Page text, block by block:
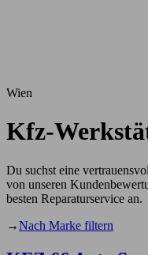
Wien
Kfz-
Du suchst eine
von unseren
besten Reparaturservice an.
→Nach Marke filtern